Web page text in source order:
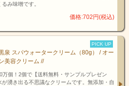
み味噌です。
価格:702円(税込)
PICK UP
泉 スパウォータークリーム（80g） / オー
美容クリーム //
万個！2個で【送料無料・サンプルプレゼン
が湧き出る不思議なクリームです。無添加・自